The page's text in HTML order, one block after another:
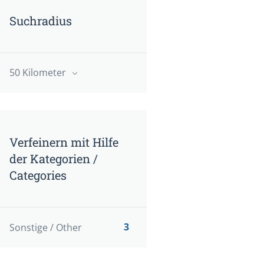
Suchradius
50 Kilometer
Verfeinern mit Hilfe
der Kategorien /
Categories
Sonstige / Other 3